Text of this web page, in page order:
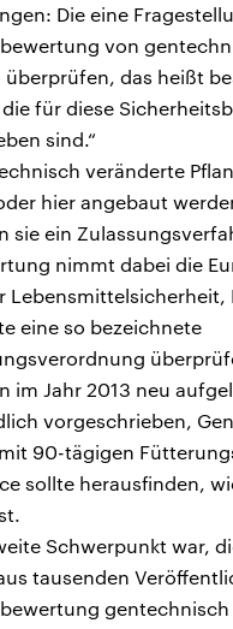
Die eine
von
überprüfen, das heißt
für diese
sind.“
veränderte
hier angebaut
sie ein
nimmt dabei die
Lebensmittelsicherheit,
eine so bezeichnete
im Jahr 2013 neu
vorgeschrieben,
90-tägigen
sollte herausfinden,
Schwerpunkt war,
tausenden